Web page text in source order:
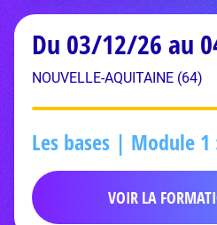
Du 03/12/26 au
NOUVELLE-AQUITAINE (64)
Les bases | Module
VOIR LA